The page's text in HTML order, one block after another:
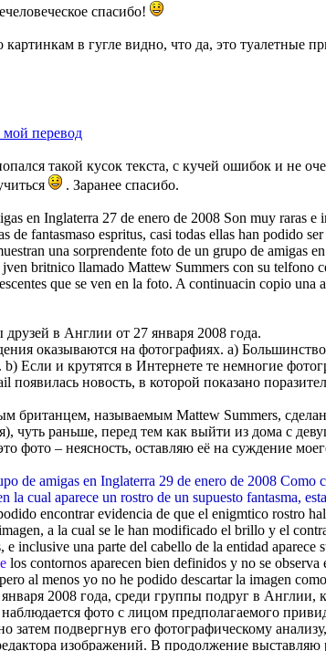
спасибо!
картинкам в гугле видно, что да, это
мой перевод
такой кусок текста, с кучей ошибок и не
. Заранее спасибо.
en Inglaterra 27 de enero de 2008 Son muy raras
de fantasmaso espritus, casi todas ellas han podido
una sorprendente foto de un grupo de amigas
britnico llamado Mattew Summers con su telfono
que se ven en la foto. A continuacin copio
в Англии от 27 января 2008 года.
оказываются на фотографиях. a)
Если и крутятся в Интернете те немногие
появилась новость, в которой показано
британцем, называемым Mattew Summers,
чуть раньше, перед тем как выйти из дома с
фото – неясность, оставляю её на суждение
de amigas en Inglaterra 29 de enero de 2008
la cual aparece un rostro de un supuesto fantasma,
encontrar evidencia de que el enigmtico rostro
a la cual se le han modificado el brillo y el
e inclusive una parte del cabello de la entidad
los contornos aparecen bien definidos y no se
al menos yo no he podido descartar la imagen
2008 года, среди группы подруг в
фото с лицом предполагаемого
затем подвергнув его фотографическому
изображений. В продолжение